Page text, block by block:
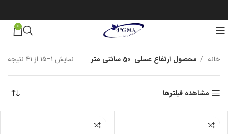
0
خانه محصول ارتفاع عسلی 50 سانتی متر نمایش 1–15 از 41 نتیجه
مشاهده فیلترها